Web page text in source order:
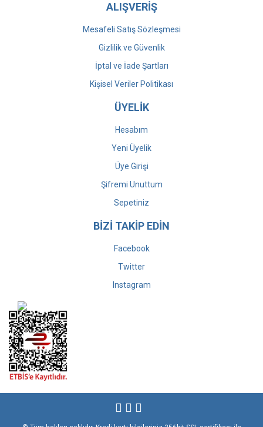
ALIŞVERİŞ
Mesafeli Satış Sözleşmesi
Gizlilik ve Güvenlik
İptal ve İade Şartları
Kişisel Veriler Politikası
ÜYELİK
Hesabım
Yeni Üyelik
Üye Girişi
Şifremi Unuttum
Sepetiniz
BİZİ TAKİP EDİN
Facebook
Twitter
Instagram